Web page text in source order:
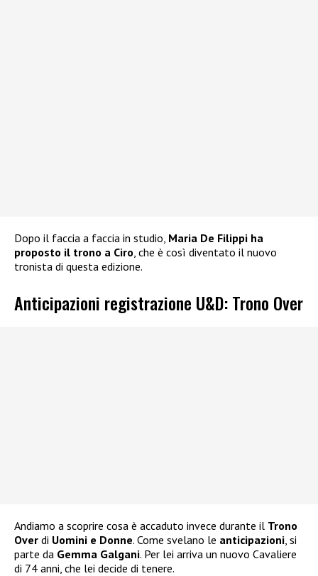
Dopo il faccia a faccia in studio, Maria De Filippi ha
proposto il trono a Ciro, che è così diventato il nuovo
tronista di questa edizione.
Anticipazioni registrazione U&D: Trono Over
Andiamo a scoprire cosa è accaduto invece durante il Trono
Over di Uomini e Donne. Come svelano le anticipazioni , si
parte da Gemma Galgani. Per lei arriva un nuovo Cavaliere
di 74 anni, che lei decide di tenere.